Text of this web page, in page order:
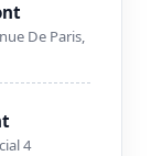
De Paris,
4